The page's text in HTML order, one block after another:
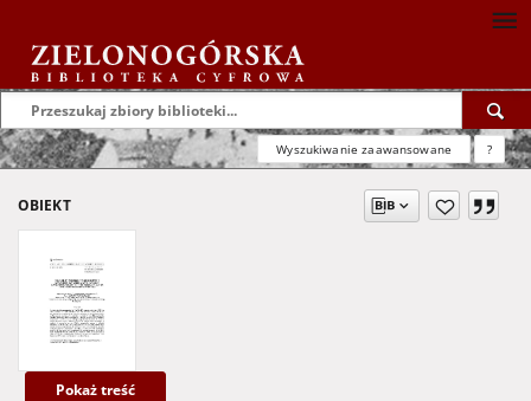
Wyszukiwanie zaawansowane ?
OBIEKT
Pokaż treść